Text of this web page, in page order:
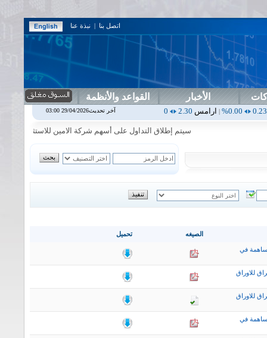
اتصل بنا | نبذة عنا
الأخبار القواعد والأنظمة
|ارامس2.30
0.00%
|اربيل0.00 اس بنك0.00
0.00%
سيتم إطلاق التداول على أسهم شركة الامين للاستثمار المالي في
تحميل الصيغه
في
للاوراق
للاوراق
في